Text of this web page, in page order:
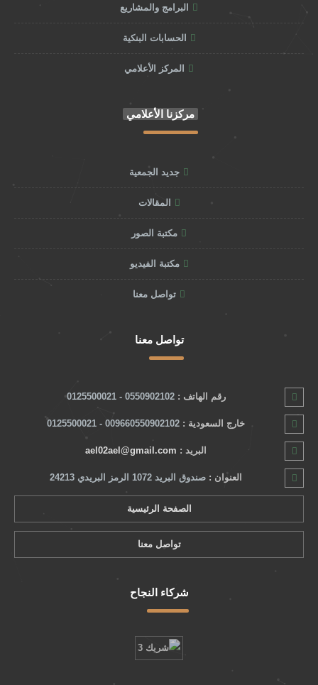
البرامج والمشاريع
الحسابات البنكية
المركز الأعلامي
مركزنا الأعلامي
جديد الجمعية
المقالات
مكتبة الصور
مكتبة الفيديو
تواصل معنا
تواصل معنا
رقم الهاتف :0550902102 - 0125500021
خارج السعودية : 009660550902102 - 0125500021
البريد : ael02ael@gmail.com
العنوان : صندوق البريد 1072 الرمز البريدي 24213
الصفحة الرئيسية
تواصل معنا
شركاء النجاح